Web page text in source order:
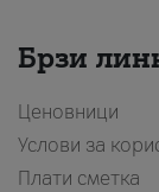
Брзи
Ценовници
Услови за
Плати сметка